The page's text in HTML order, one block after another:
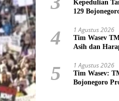
Kepedulian
129
4 1 Agustus 2026
Tim Wasev
Asih dan
5 1 Agustus 2026
Tim Wasev:
Bojonegoro